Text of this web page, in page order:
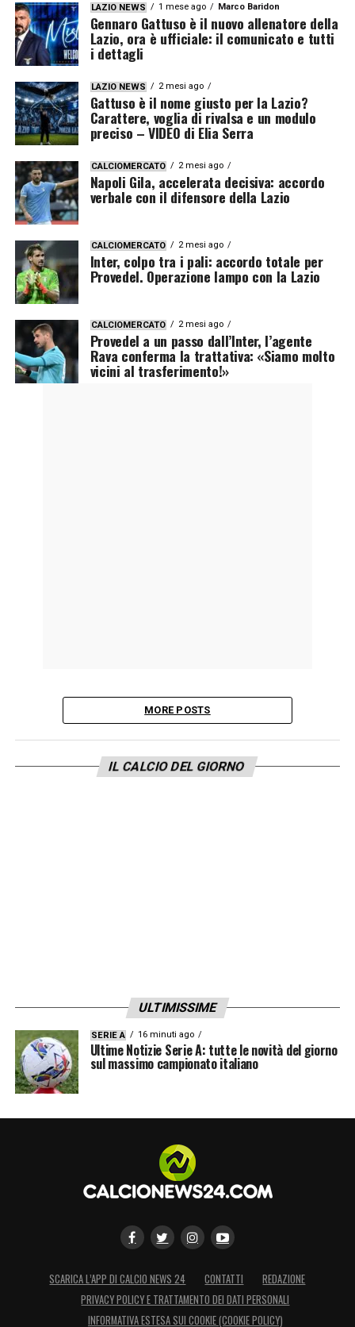
LAZIO NEWS 1 mese ago Marco Baridon
Gennaro Gattuso è il nuovo allenatore della
Lazio, ora è ufficiale: il comunicato e tutti
i dettagli
LAZIO NEWS 2 mesi ago
Gattuso è il nome giusto per la Lazio?
Carattere, voglia di rivalsa e un modulo
preciso – VIDEO di Elia Serra
CALCIOMERCATO 2 mesi ago
Napoli Gila, accelerata decisiva: accordo
verbale con il difensore della Lazio
CALCIOMERCATO 2 mesi ago
Inter, colpo tra i pali: accordo totale per
Provedel. Operazione lampo con la Lazio
CALCIOMERCATO 2 mesi ago
Provedel a un passo dall’Inter, l’agente
Rava conferma la trattativa: «Siamo molto
vicini al trasferimento!»
MORE POSTS
IL CALCIO DEL GIORNO
ULTIMISSIME
SERIE A 16 minuti ago
Ultime Notizie Serie A: tutte le novità del giorno
sul massimo campionato italiano
SCARICA L’APP DI CALCIO NEWS 24 CONTATTI
REDAZIONE
PRIVACY POLICY E TRATTAMENTO DEI DATI PERSONALI
INFORMATIVA ESTESA SUI COOKIE (COOKIE POLICY)